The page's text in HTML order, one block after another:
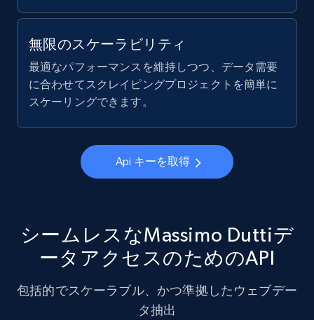
無限のスケーラビリティ
最適なパフォーマンスを維持しつつ、データ需要
に合わせてスクレイピングプロジェクトを簡単に
スケーリングできます。
Api キーを取得
シームレスなMassimo Duttiデ
ータアクセスのためのAPI
包括的でスケーラブル、かつ準拠したウェブデー
タ抽出